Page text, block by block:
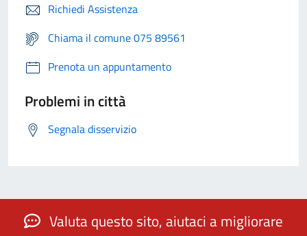
Richiedi Assistenza
Chiama il comune 075 89561
Prenota un appuntamento
Problemi in città
Segnala disservizio
Valuta questo sito, aiutaci a migliorare